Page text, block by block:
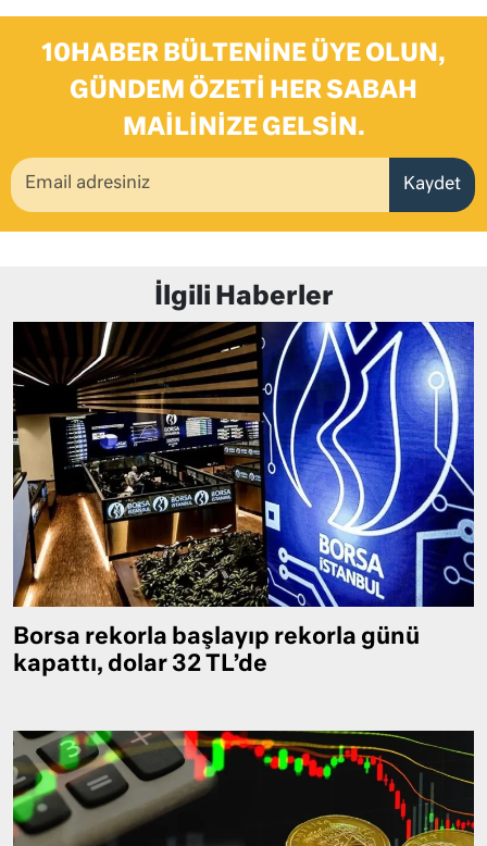
10HABER BÜLTENINE ÜYE OLUN,
GÜNDEM ÖZETI HER SABAH
MAILINIZE GELSIN.
Kaydet
İlgili Haberler
Borsa rekorla başlayıp rekorla günü
kapattı, dolar 32 TL’de